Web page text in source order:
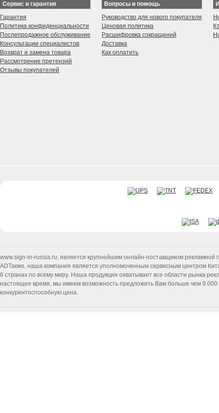
Сервис и гарантия
Гарантия
Политика конфиденциальности
Послепродажное обслуживание
Консультации специалистов
Возврат и замена товара
Рассмотрение претензий
Отзывы покупателей
Вопросы и помощь
Руководство для нового покупателя
Ценовая политика
Расшифровка сокращений
Доставка
Как оплатить
www.sign-in-russia.ru, является крупнейшим онлайн-поставщиком рекламной
ADТакже, наша компания является уполномоченным сервисным центром
6 странах по всему миру. Наша продукция охватывает все области рынка
настоящее время, мы имеем возможность предложить Вам больше чем 9 000
конкурентоспособную цена.